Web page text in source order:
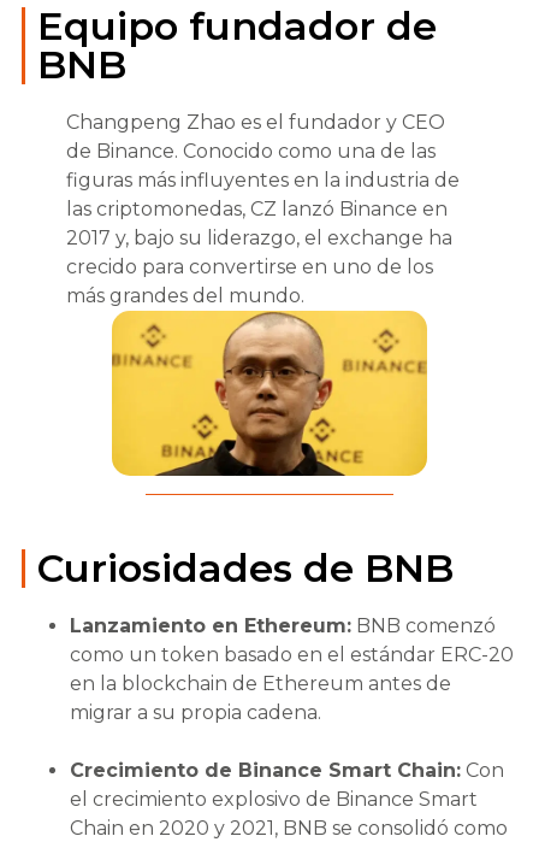
Equipo fundador de
BNB
Changpeng Zhao es el fundador y CEO
de Binance. Conocido como una de las
figuras más influyentes en la industria de
las criptomonedas, CZ lanzó Binance en
2017 y, bajo su liderazgo, el exchange ha
crecido para convertirse en uno de los
más grandes del mundo.
Curiosidades de BNB
Lanzamiento en Ethereum:BNB comenzó
como un token basado en el estándar ERC-20
en la blockchain de Ethereum antes de
migrar a su propia cadena.
Crecimiento de Binance Smart Chain:Con
el crecimiento explosivo de Binance Smart
Chain en 2020 y 2021, BNB se consolidó como